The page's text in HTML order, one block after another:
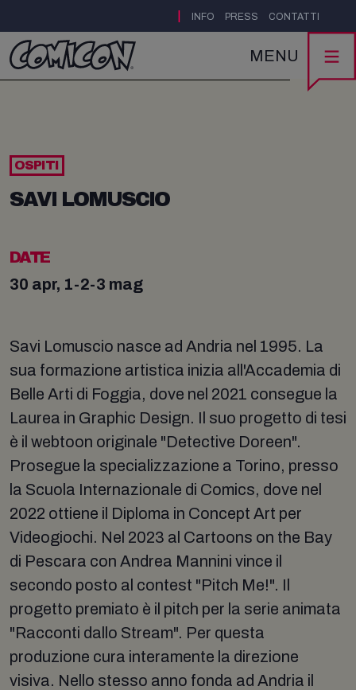
INFO PRESS CONTATTI
MENU
OSPITI
SAVI LOMUSCIO
DATE
30 apr, 1-2-3 mag
Savi Lomuscio nasce ad Andria nel 1995. La
sua formazione artistica inizia all'Accademia di
Belle Arti di Foggia, dove nel 2021 consegue la
Laurea in Graphic Design. Il suo progetto di tesi
è il webtoon originale "Detective Doreen".
Prosegue la specializzazione a Torino, presso
la Scuola Internazionale di Comics, dove nel
2022 ottiene il Diploma in Concept Art per
Videogiochi. Nel 2023 al Cartoons on the Bay
di Pescara con Andrea Mannini vince il
secondo posto al contest "Pitch Me!". Il
progetto premiato è il pitch per la serie animata
"Racconti dallo Stream". Per questa
produzione cura interamente la direzione
visiva. Nello stesso anno fonda ad Andria il